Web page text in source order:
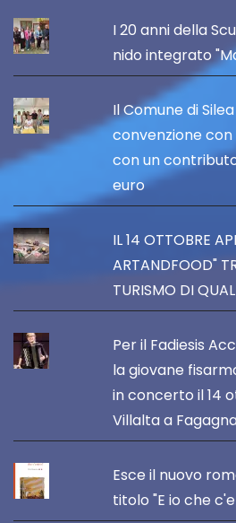
I 20 anni della
nido integrato
Il Comune di
convenzione
con un
euro
IL 14 OTTOBRE
ARTANDFOOD"
TURISMO DI
Per il Fadiesis
la giovane
in concerto il 14
Villalta a
Esce il nuovo
titolo "E io che